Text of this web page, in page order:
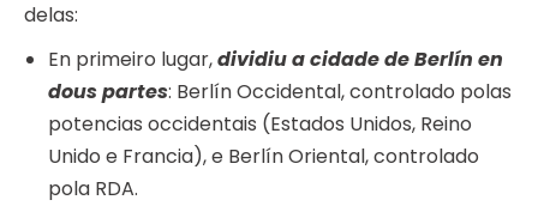
delas:
En primeiro lugar,dividiu a cidade de Berlín en
dous partes: Berlín Occidental, controlado polas
potencias occidentais (Estados Unidos, Reino
Unido e Francia), e Berlín Oriental, controlado
pola RDA.